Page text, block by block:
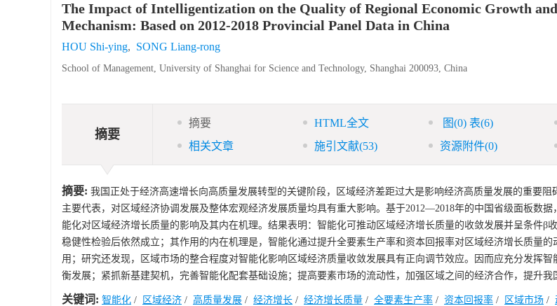
The Impact of Intelligentization on the Quality of Regional Economic Growth
Mechanism: Based on 2012-2018 Provincial Panel Data in China
HOU Shi-ying, SONG Liang-rong
School of Management, University of Shanghai for Science and Technology, Shanghai 200093, China
摘要
摘要 HTML全文 图(0) 表(6)
相关文章
施引文献(53) 资源附件(0)
摘要: 我国正处于经济高速增长向高质量发展转型的关键阶段，区域经济差距过大是影响经济高质量发展的重要阻
主要代表，对区域经济协调发展及整体宏观经济发展质量均具有重大影响。基于2012—2018年的中国省级面板数据
能化对区域经济增长质量的影响及其内在机理。结果表明：智能化可推动区域经济增长质量的收敛发展并呈条件β
稳健性检验后依然成立；其作用的内在机理是，智能化通过提升全要素生产率和资本回报率对区域经济增长质量的
用；研究还发现，区域市场的整合程度对智能化影响区域经济质量收敛发展具有正向调节效应。因而应充分发挥智
衡发展；紧抓新基建契机，完善智能化配套基础设施；提高要素市场的流动性，加强区域之间的经济合作，提升我
关键词: 智能化 / 区域经济 / 高质量发展 / 经济增长 / 经济增长质量 / 全要素生产率 / 资本回报率 / 区域市场 /